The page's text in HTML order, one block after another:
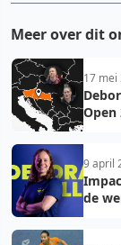
Meer over dit
17 mei
Open
9 april
de